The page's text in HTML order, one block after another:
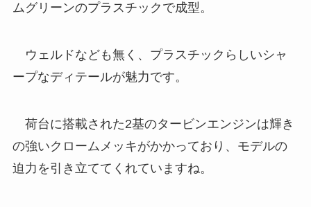
ムグリーンのプラスチックで成型。
ウェルドなども無く、プラスチックらしいシャ
ープなディテールが魅力です。
荷台に搭載された2基のタービンエンジンは輝き
の強いクロームメッキがかかっており、モデルの
迫力を引き立ててくれていますね。